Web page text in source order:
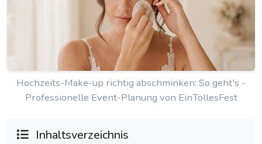
Hochzeits-Make-up richtig abschminken: So geht's -
Professionelle Event-Planung von EinTollesFest
Inhaltsverzeichnis